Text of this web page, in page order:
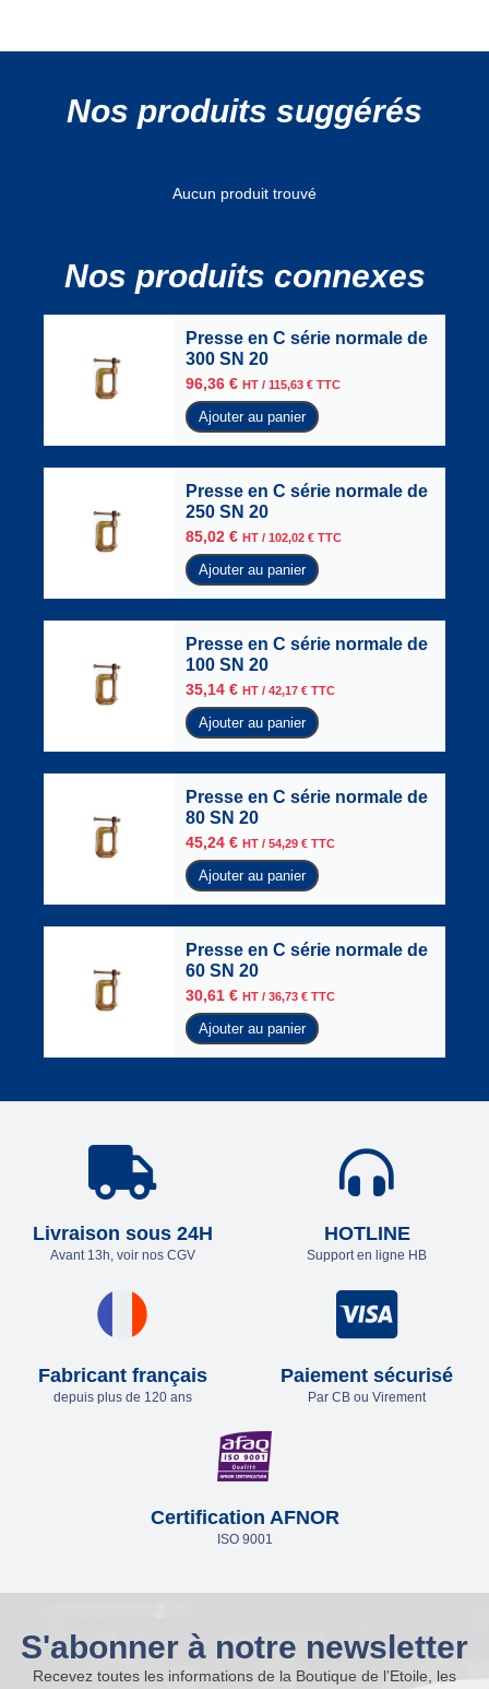
Nos produits suggérés
Aucun produit trouvé
Nos produits connexes
Presse en C série normale de
300 SN 20
96,36 € HT / 115,63 € TTC
Ajouter au panier
Presse en C série normale de
250 SN 20
85,02 € HT / 102,02 € TTC
Ajouter au panier
Presse en C série normale de
100 SN 20
35,14 € HT / 42,17 € TTC
Ajouter au panier
Presse en C série normale de
80 SN 20
45,24 € HT / 54,29 € TTC
Ajouter au panier
Presse en C série normale de
60 SN 20
30,61 € HT / 36,73 € TTC
Ajouter au panier
Livraison sous 24H
Avant 13h, voir nos CGV
HOTLINE
Support en ligne HB
Fabricant français
depuis plus de 120 ans
Paiement sécurisé
Par CB ou Virement
Certification AFNOR
ISO 9001
S'abonner à notre newsletter
Recevez toutes les informations de la Boutique de l’Etoile, les